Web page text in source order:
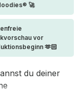
🚀
vor
🫶🏻
du deiner